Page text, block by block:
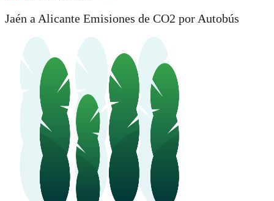
Jaén a Alicante Emisiones de CO2 por Autobús